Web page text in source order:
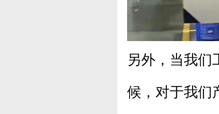
另外，当我们
候，对于我们